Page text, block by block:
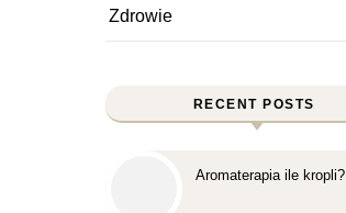
Zdrowie
RECENT POSTS
Aromaterapia ile kropli?